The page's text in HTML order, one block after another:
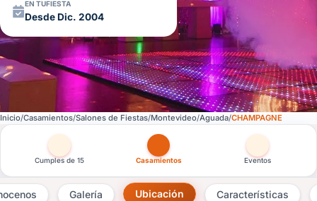
EN TUFIESTA
Desde Dic. 2004
Inicio Casamientos Salones de Fiestas Montevideo Aguada CHAMPAGNE
Otras versiones de esta ficha por tipo de festejo
Cumples de 15 Casamientos Eventos
Galería Ubicación Características